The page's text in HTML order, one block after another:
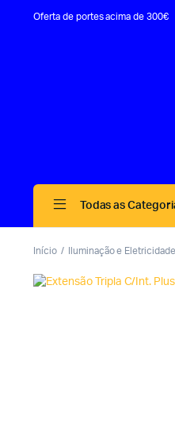
Oferta de portes acima de 300€
Todas as
Início Iluminação e Eletricidade